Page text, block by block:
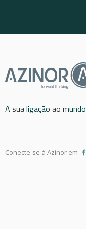
A sua ligação ao mundo
Conecte-se à Azinor em